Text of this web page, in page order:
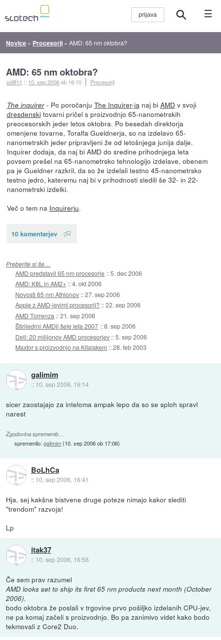
☰
Novice » Procesorji »AMD: 65 nm oktobra?
AMD: 65 nm oktobra?
sid911 :: 10. sep 2006ob 16:10 Procesorji
The inquirer- Po poročanju The Inquirer-ja naj bi AMD v svoji
dresdenskitovarni pričel s proizvodnjo 65-nanometrskih
preocesorskih jeder letos oktobra. Po besedah direktorja
omenjene tovarne, Toralfa Gueldnerja, so na izdelavo 65-
nanometrskih jeder pripravljeni že od letošnjega junija dalje.
Inquirer dodaja, da naj bi AMD do sredine prihodnjega leta
povsem prešel na 65-nanometrsko tehnologijo izdelave, obenem
pa je Gueldner razkril, da so že izdelali testno 45-nanometrsko
testno jedro, kateremu naj bi v prihodnosti sledili še 32- in 22-
nanometrski izdelki.
Več o tem na Inquirerju.
10 komentarjev
Preberite si še…
AMD predstavil 65 nm procesorje ::5. dec 2006
AMD: K8L in AM2+ ::4. okt 2006
Novosti 65 nm Athlonov ::27. sep 2006
Apple z AMD-jevimi procesorji? ::22. sep 2006
AMD Torrenza ::21. sep 2006
Štirijedrni AMDji šele leta 2007 ::8. sep 2006
Dell: 20 milijonov AMD procesorjev ::5. sep 2006
Maxtor s proizvodnjo na Kitajskem ::28. feb 2003
galimim
:: 10. sep 2006, 16:14
sicer zaostajajo za inteloma ampak lepo da so se sploh spravl
narest
Zgodovina sprememb…
spremenilo:galimim(10. sep 2006 ob 17:06)
BoLhCa
:: 10. sep 2006, 16:41
Hja, sej kakšne bistvene druge poteze nimajo kakor slediti
"trendom" razvoja!
Lp
itak37
:: 10. sep 2006, 16:56
Če sem prav razumel
AMD looks set to ship its first 65 nm products next month (October
2006).
bodo oktobra že poslali v trgovine prvo pošiljko izdelanih CPU-jev,
ne pa komaj začeli s proizvodnjo. Bo pa zanimivo videt kako bodo
tekmovali z Core2 Duo.